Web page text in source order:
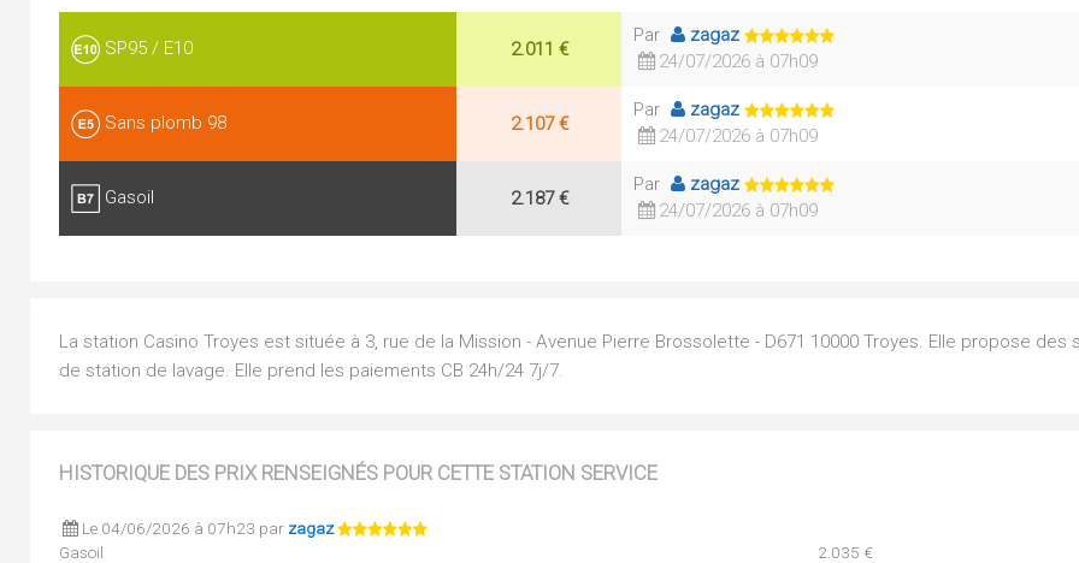
SP95 / E10 2.011 €
Par
zagaz
24/07/2026 à 07h09
Sans plomb 98 2.107 €
Par
zagaz
24/07/2026 à 07h09
Gasoil 2.187 €
Par
zagaz
24/07/2026 à 07h09
La station Casino Troyes est située à 3, rue de la Mission - Avenue Pierre Brossolette - D671 10000 Troyes. Elle propose des
de station de lavage. Elle prend les paiements CB 24h/24 7j/7.
HISTORIQUE DES PRIX RENSEIGNÉS POUR CETTE STATION SERVICE
Le 04/06/2026 à 07h23 par zagaz
Gasoil
2.035 €